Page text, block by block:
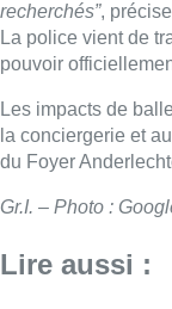
recherchés”,
La police vient de
pouvoir
Les impacts de
la conciergerie et
du Foyer
Gr.I. – Photo :
Lire aussi :